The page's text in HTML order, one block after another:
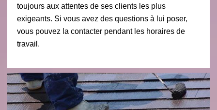
toujours aux attentes de ses clients les plus
exigeants. Si vous avez des questions à lui poser,
vous pouvez la contacter pendant les horaires de
travail.